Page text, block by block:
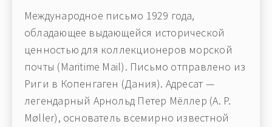
Международное письмо 1929 года,
обладающее выдающейся исторической
ценностью для коллекционеров морской
почты (Maritime Mail). Письмо отправлено из
Риги в Копенгаген (Дания). Адресат —
легендарный Арнольд Петер Мёллер (A. P.
Møller), основатель всемирно известной